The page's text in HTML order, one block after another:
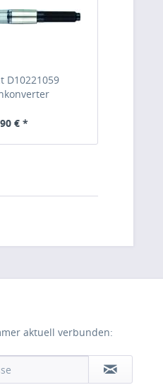
D10221059
€ *
aktuell verbunden: